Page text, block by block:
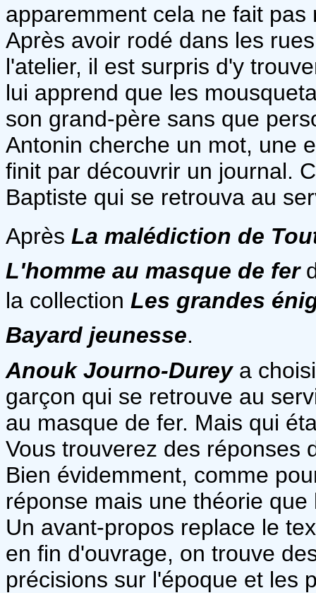
apparemment cela ne fait
Après avoir rodé dans les
l'atelier, il est surpris d'y
lui apprend que les
son grand-père sans que
Antonin cherche un mot, une
finit par découvrir un journal.
Baptiste qui se retrouva au
Après La malédiction de
L'homme au masque de fer
la collection Les grandes
Bayard jeunesse.
Anouk Journo-Dureya
garçon qui se retrouve au
au masque de fer. Mais qui
Vous trouverez des réponses
Bien évidemment, comme
réponse mais une théorie
Un avant-propos replace le
en fin d'ouvrage, on trouve
précisions sur l'époque et les